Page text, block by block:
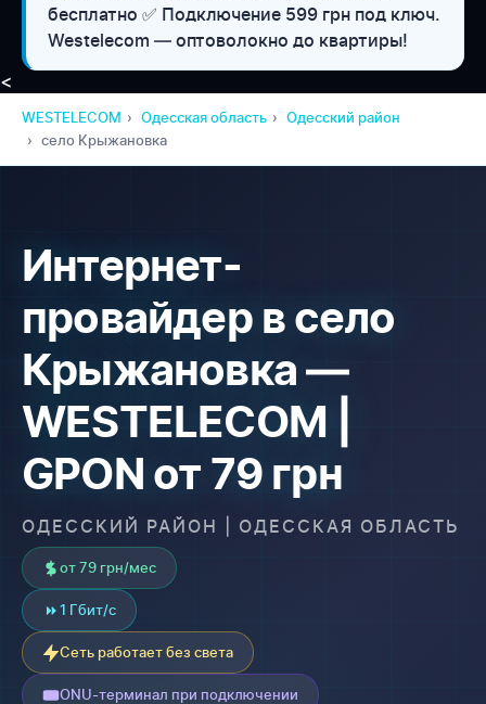
бесплатно ✅ Подключение 599 грн под ключ.
Westelecom — оптоволокно до квартиры!
<
WESTELECOM Одесская область
Одесский район
село Крыжановка
Интернет-
провайдер в село
Крыжановка —
WESTELECOM |
GPON от 79 грн
ОДЕССКИЙ РАЙОН | ОДЕССКАЯ ОБЛАСТЬ
от 79 грн/мес
1 Гбит/с
Сеть работает без света
ONU-терминал при подключении